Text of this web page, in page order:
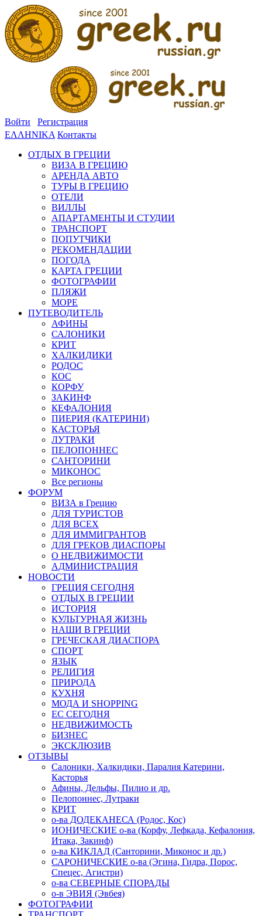
Войти
Регистрация
ΕΛΛΗΝΙΚΑ Контакты
ОТДЫХ В ГРЕЦИИ
ВИЗА В ГРЕЦИЮ
АРЕНДА АВТО
ТУРЫ В ГРЕЦИЮ
ОТЕЛИ
ВИЛЛЫ
АПАРТАМЕНТЫ И СТУДИИ
ТРАНСПОРТ
ПОПУТЧИКИ
РЕКОМЕНДАЦИИ
ПОГОДА
КАРТА ГРЕЦИИ
ФОТОГРАФИИ
ПЛЯЖИ
МОРЕ
ПУТЕВОДИТЕЛЬ
АФИНЫ
САЛОНИКИ
КРИТ
ХАЛКИДИКИ
РОДОС
КОС
КОРФУ
ЗАКИНФ
КЕФАЛОНИЯ
ПИЕРИЯ (КАТЕРИНИ)
КАСТОРЬЯ
ЛУТРАКИ
ПЕЛОПОННЕС
САНТОРИНИ
МИКОНОС
Все регионы
ФОРУМ
ВИЗА в Грецию
ДЛЯ ТУРИСТОВ
ДЛЯ ВСЕХ
ДЛЯ ИММИГРАНТОВ
ДЛЯ ГРЕКОВ ДИАСПОРЫ
О НЕДВИЖИМОСТИ
АДМИНИСТРАЦИЯ
НОВОСТИ
ГРЕЦИЯ СЕГОДНЯ
ОТДЫХ В ГРЕЦИИ
ИСТОРИЯ
КУЛЬТУРНАЯ ЖИЗНЬ
НАШИ В ГРЕЦИИ
ГРЕЧЕСКАЯ ДИАСПОРА
СПОРТ
ЯЗЫК
РЕЛИГИЯ
ПРИРОДА
КУХНЯ
МОДА И SHOPPING
ЕС СЕГОДНЯ
НЕДВИЖИМОСТЬ
БИЗНЕС
ЭКСКЛЮЗИВ
ОТЗЫВЫ
Салоники, Халкидики, Паралия Катерини,
Касторья
Афины, Дельфы, Пилио и др.
Пелопоннес, Лутраки
КРИТ
о-ва ДОДЕКАНЕСА (Родос, Кос)
ИОНИЧЕСКИЕ о-ва (Корфу, Лефкада, Кефалония,
Итака, Закинф)
о-ва КИКЛАД (Санторини, Миконос и др.)
САРОНИЧЕСКИЕ о-ва (Эгина, Гидра, Порос,
Спецес, Агистри)
о-ва СЕВЕРНЫЕ СПОРАДЫ
о-в ЭВИЯ (Эвбея)
ФОТОГРАФИИ